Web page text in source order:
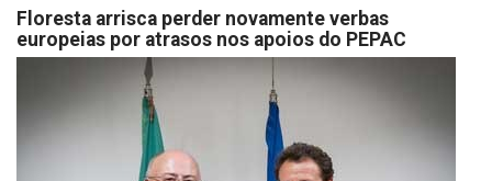
Floresta arrisca perder novamente verbas
europeias por atrasos nos apoios do PEPAC